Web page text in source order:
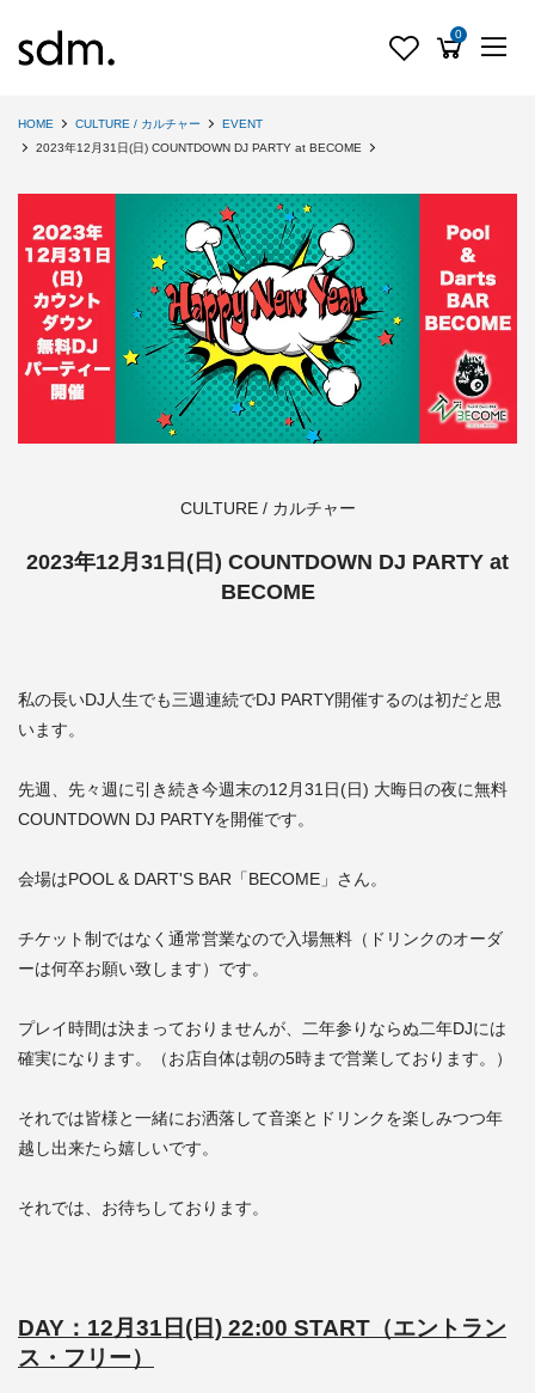
0
HOME CULTURE / カルチャー
EVENT
2023年12月31日(日) COUNTDOWN DJ PARTY at BECOME
CULTURE / カルチャー
2023年12月31日(日) COUNTDOWN DJ PARTY at
BECOME
私の長いDJ人生でも三週連続でDJ PARTY開催するのは初だと思
います。
先週、先々週に引き続き今週末の12月31日(日) 大晦日の夜に無料
COUNTDOWN DJ PARTYを開催です。
会場はPOOL & DART'S BAR「BECOME」さん。
チケット制ではなく通常営業なので入場無料（ドリンクのオーダ
ーは何卒お願い致します）です。
プレイ時間は決まっておりませんが、二年参りならぬ二年DJには
確実になります。（お店自体は朝の5時まで営業しております。）
それでは皆様と一緒にお洒落して音楽とドリンクを楽しみつつ年
越し出来たら嬉しいです。
それでは、お待ちしております。
DAY：12月31日(日) 22:00 START（エントラン
ス・フリー）